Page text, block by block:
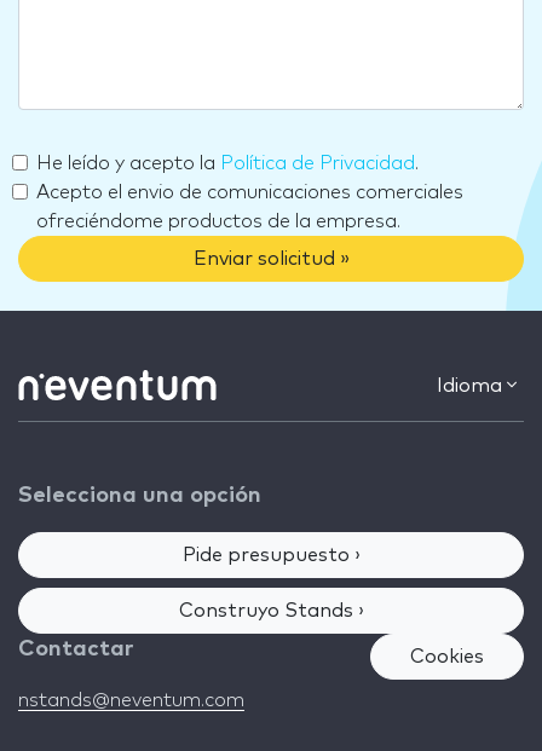
He leído y acepto la Política de Privacidad.
Acepto el envio de comunicaciones comerciales
ofreciéndome productos de la empresa.
Enviar solicitud »
Idioma
Selecciona una opción
Pide presupuesto ›
Construyo Stands ›
Contactar
nstands@neventum.com
Cookies